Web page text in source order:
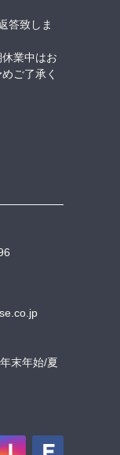
答致しま
業中はお
ご了承く
末年始/夏